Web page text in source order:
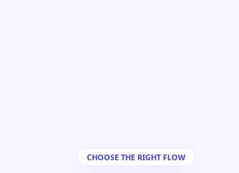
CHOOSE THE RIGHT FLOW